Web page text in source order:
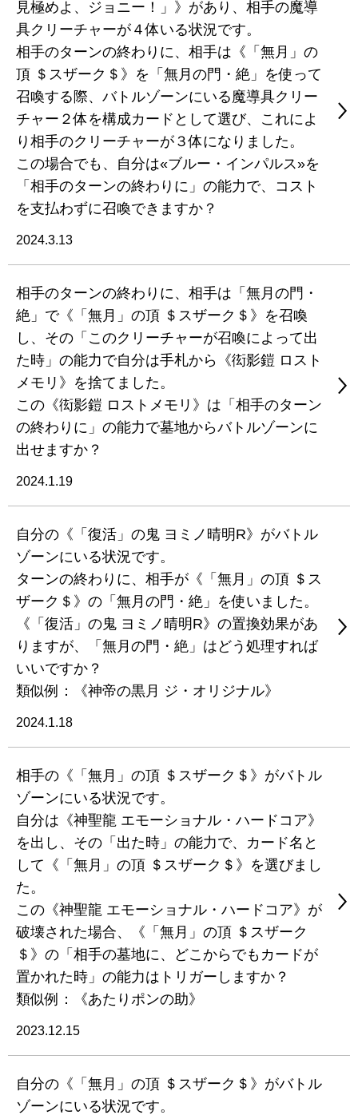
見極めよ、ジョニー！」》があり、相手の魔導
具クリーチャーが４体いる状況です。
相手のターンの終わりに、相手は《「無月」の
頂 ＄スザーク＄》を「無月の門・絶」を使って
召喚する際、バトルゾーンにいる魔導具クリー
チャー２体を構成カードとして選び、これによ
り相手のクリーチャーが３体になりました。
この場合でも、自分は«ブルー・インパルス»を
「相手のターンの終わりに」の能力で、コスト
を支払わずに召喚できますか？
2024.3.13
相手のターンの終わりに、相手は「無月の門・
絶」で《「無月」の頂 ＄スザーク＄》を召喚
し、その「このクリーチャーが召喚によって出
た時」の能力で自分は手札から《衒影鎧 ロスト
メモリ》を捨てました。
この《衒影鎧 ロストメモリ》は「相手のターン
の終わりに」の能力で墓地からバトルゾーンに
出せますか？
2024.1.19
自分の《「復活」の鬼 ヨミノ晴明R》がバトル
ゾーンにいる状況です。
ターンの終わりに、相手が《「無月」の頂 ＄ス
ザーク＄》の「無月の門・絶」を使いました。
《「復活」の鬼 ヨミノ晴明R》の置換効果があ
りますが、「無月の門・絶」はどう処理すれば
いいですか？
類似例：《神帝の黒月 ジ・オリジナル》
2024.1.18
相手の《「無月」の頂 ＄スザーク＄》がバトル
ゾーンにいる状況です。
自分は《神聖龍 エモーショナル・ハードコア》
を出し、その「出た時」の能力で、カード名と
して《「無月」の頂 ＄スザーク＄》を選びまし
た。
この《神聖龍 エモーショナル・ハードコア》が
破壊された場合、《「無月」の頂 ＄スザーク
＄》の「相手の墓地に、どこからでもカードが
置かれた時」の能力はトリガーしますか？
類似例：《あたりポンの助》
2023.12.15
自分の《「無月」の頂 ＄スザーク＄》がバトル
ゾーンにいる状況です。